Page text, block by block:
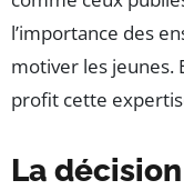
l’importance des
motiver les jeunes.
profit cette
La